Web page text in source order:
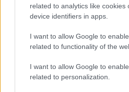
related to analytics like cookies
device identifiers in apps.
I want to allow Google to
related to functionality of the
I want to allow Google to
related to personalization.